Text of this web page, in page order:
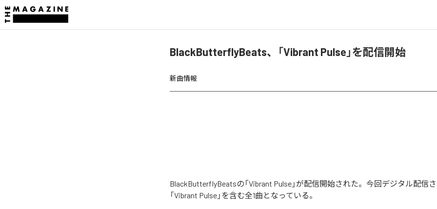
BlackButterflyBeats、「Vibrant Pulse」を配信開始
新曲情報
BlackButterflyBeatsの「Vibrant Pulse」が配信開始された。今回デジタル配信さ
「Vibrant Pulse」を含む全1曲となっている。